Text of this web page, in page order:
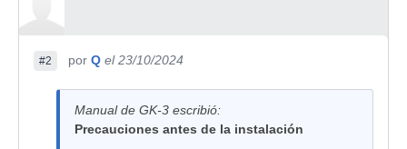
#2 por Q el 23/10/2024
Manual de GK-3 escribió:
Precauciones antes de la instalación